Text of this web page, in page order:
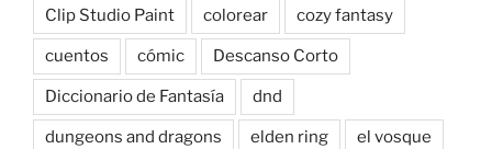
Clip Studio Paint colorear cozy fantasy
cuentos cómic Descanso Corto
Diccionario de Fantasía dnd
dungeons and dragons elden ring el vosque